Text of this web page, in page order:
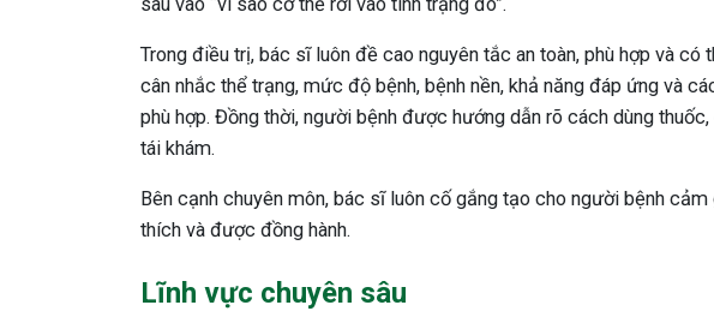
Trong điều trị, bác sĩ luôn đề cao nguyên tắc an toàn, phù hợp và
cân nhắc thể trạng, mức độ bệnh, bệnh nền, khả năng đáp ứng và
phù hợp. Đồng thời, người bệnh được hướng dẫn rõ cách dùng
tái khám.
Bên cạnh chuyên môn, bác sĩ luôn cố gắng tạo cho người bệnh
thích và được đồng hành.
Lĩnh vực chuyên sâu